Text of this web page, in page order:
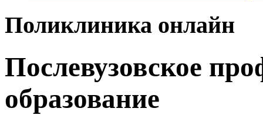
Поликлиника онлайн
Послевузовское
образование